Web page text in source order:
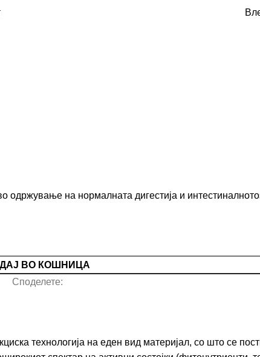
одржување на нормалната дигестија и
ВО КОШНИЦА
Споделете:
технологија на еден вид материјал, со што се